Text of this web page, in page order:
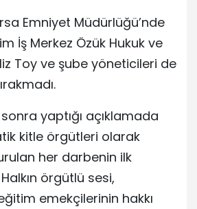
Emniyet Müdürlüğü’nde
İş Merkez Özük Hukuk ve
Toy ve şube yöneticileri de
yaptığı açıklamada
kitle örgütleri olarak
her darbenin ilk
örgütlü sesi,
emekçilerinin hakkı